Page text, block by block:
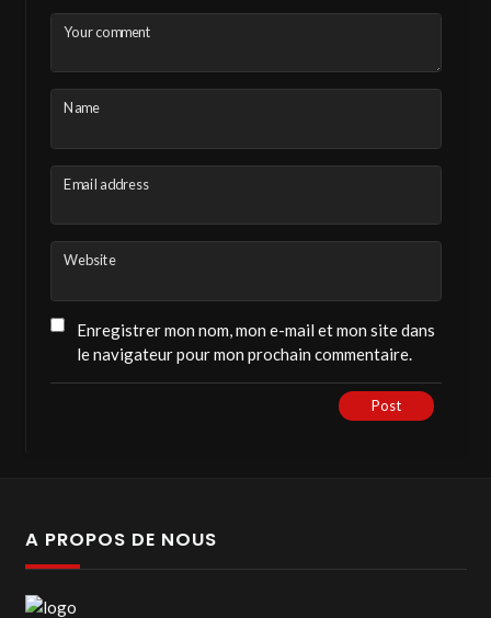
Your comment
Name
Email address
Website
Enregistrer mon nom, mon e-mail et mon site dans
le navigateur pour mon prochain commentaire.
Post
A PROPOS DE NOUS